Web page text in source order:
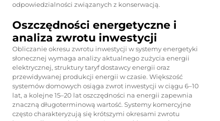
odpowiedzialności związanych z konserwacją.
Oszczędności energetyczne i
analiza zwrotu inwestycji
Obliczanie okresu zwrotu inwestycji w systemy energetyki
słonecznej wymaga analizy aktualnego zużycia energii
elektrycznej, struktury taryf dostawcy energii oraz
przewidywanej produkcji energii w czasie. Większość
systemów domowych osiąga zwrot inwestycji w ciągu 6–10
lat, a kolejne 15–20 lat oszczędności na energii zapewnia
znaczną długoterminową wartość. Systemy komercyjne
często charakteryzują się krótszymi okresami zwrotu